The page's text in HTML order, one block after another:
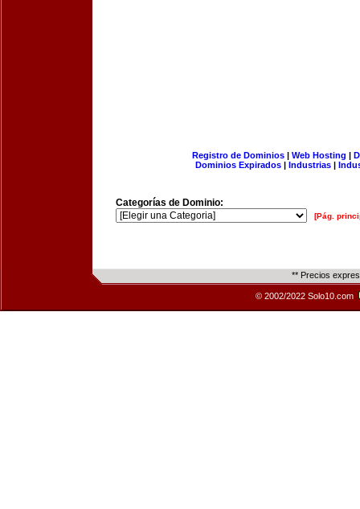
Registro de Dominios| Web Hosting |
Dominios Expirados | Industrias |
Categorías de Dominio:
[Pág.
** Precios
© 2002/2022 Solo10.com